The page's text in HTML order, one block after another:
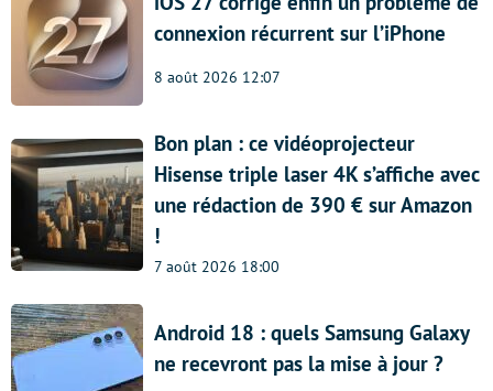
connexion récurrent sur l’iPhone
8 août 2026 12:07
Bon plan : ce vidéoprojecteur
Hisense triple laser 4K s’affiche avec
une rédaction de 390 € sur Amazon
!
7 août 2026 18:00
Android 18 : quels Samsung Galaxy
ne recevront pas la mise à jour ?